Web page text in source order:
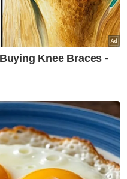
Suraya
untuk wanita
sendiri walaupun
pasangan dan